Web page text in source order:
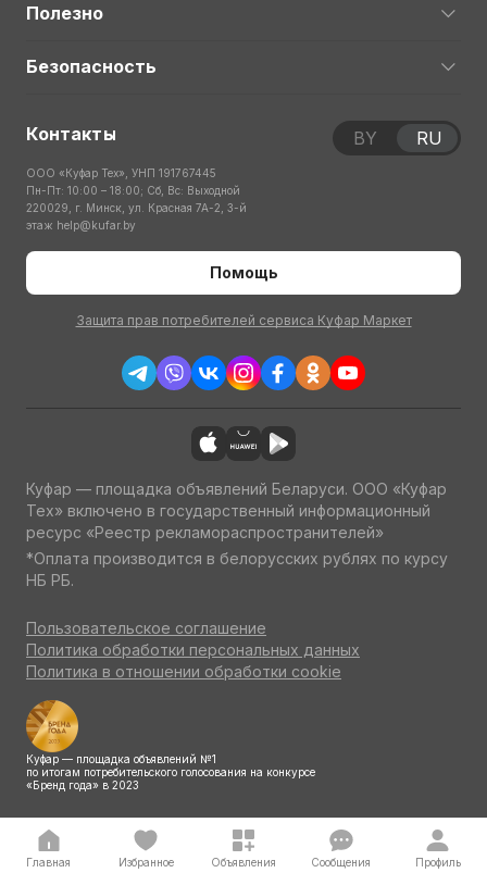
Полезно
Безопасность
Контакты
ООО «Куфар Тех», УНП 191767445
Пн-Пт: 10:00 – 18:00; Сб, Вс: Выходной
220029, г. Минск, ул. Красная 7А-2, 3-й
этаж help@kufar.by
Помощь
Защита прав потребителей сервиса Куфар Маркет
BY RU
Куфар — площадка объявлений Беларуси. ООО «Куфар
Тех» включено в государственный информационный
ресурс «Реестр рекламораспространителей»
*Оплата производится в белорусских рублях по курсу
НБ РБ.
Пользовательское соглашение
Политика обработки персональных данных
Политика в отношении обработки cookie
Куфар — площадка объявлений №1
по итогам потребительского голосования на конкурсе
«Бренд года» в 2023
Главная Избранное Объявления Сообщения Профиль